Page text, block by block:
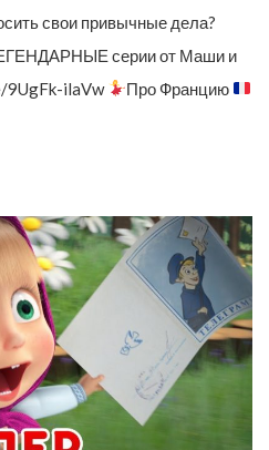
свои привычные дела?
серии от Маши и
9UgFk-ilaVw
Про Францию